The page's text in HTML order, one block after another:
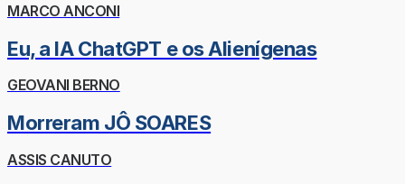
MARCO ANCONI
Eu, a IA ChatGPT e os Alienígenas
GEOVANI BERNO
Morreram JÔ SOARES
ASSIS CANUTO